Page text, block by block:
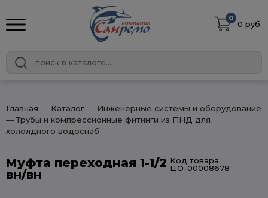
0
0 руб.
Главная ― Каталог ― Инженерные системы и оборудование
― Трубы и компрессионные фитинги из ПНД для
хололдного водоснаб
Муфта переходная 1-1/2
вн/вн
Код товара:
ЦО-00008678